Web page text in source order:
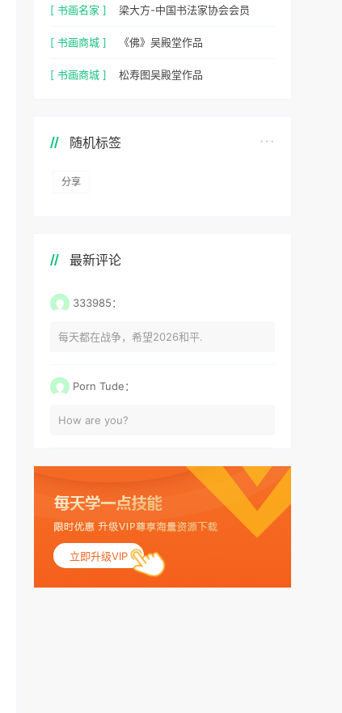
[ 书画名家 ] 梁大方-中国书法家协会会员
[ 书画商城 ] 《佛》吴殿堂作品
[ 书画商城 ] 松寿图吴殿堂作品
随机标签
分享
最新评论
333985：
每天都在战争，希望2026和平.
Porn Tude：
How are you?
立即升级VIP